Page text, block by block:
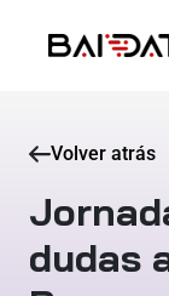
Volver atrás
dudas